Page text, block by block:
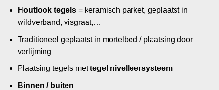
Houtlook tegels= keramisch parket, geplaatst in
wildverband, visgraat,…
Traditioneel geplaatst in mortelbed / plaatsing door
verlijming
Plaatsing tegels mettegel nivelleersysteem
Binnen / buiten